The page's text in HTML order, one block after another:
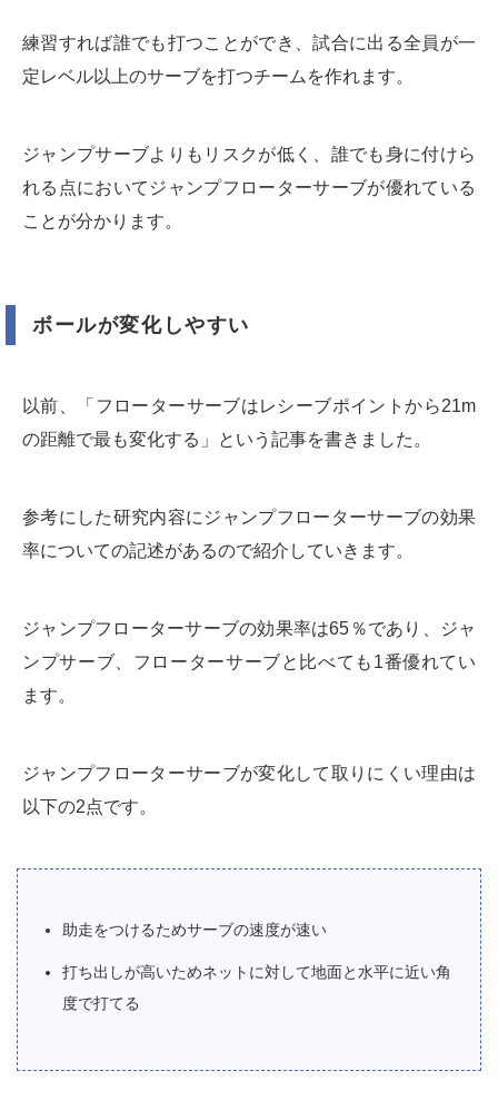
練習すれば誰でも打つことができ、試合に出る全員が一
定レベル以上のサーブを打つチームを作れます。
ジャンプサーブよりもリスクが低く、誰でも身に付けら
れる点においてジャンプフローターサーブが優れている
ことが分かります。
ボールが変化しやすい
以前、「フローターサーブはレシーブポイントから21m
の距離で最も変化する」という記事を書きました。
参考にした研究内容にジャンプフローターサーブの効果
率についての記述があるので紹介していきます。
ジャンプフローターサーブの効果率は65％であり、ジャ
ンプサーブ、フローターサーブと比べても1番優れてい
ます。
ジャンプフローターサーブが変化して取りにくい理由は
以下の2点です。
助走をつけるためサーブの速度が速い
打ち出しが高いためネットに対して地面と水平に近い角
度で打てる